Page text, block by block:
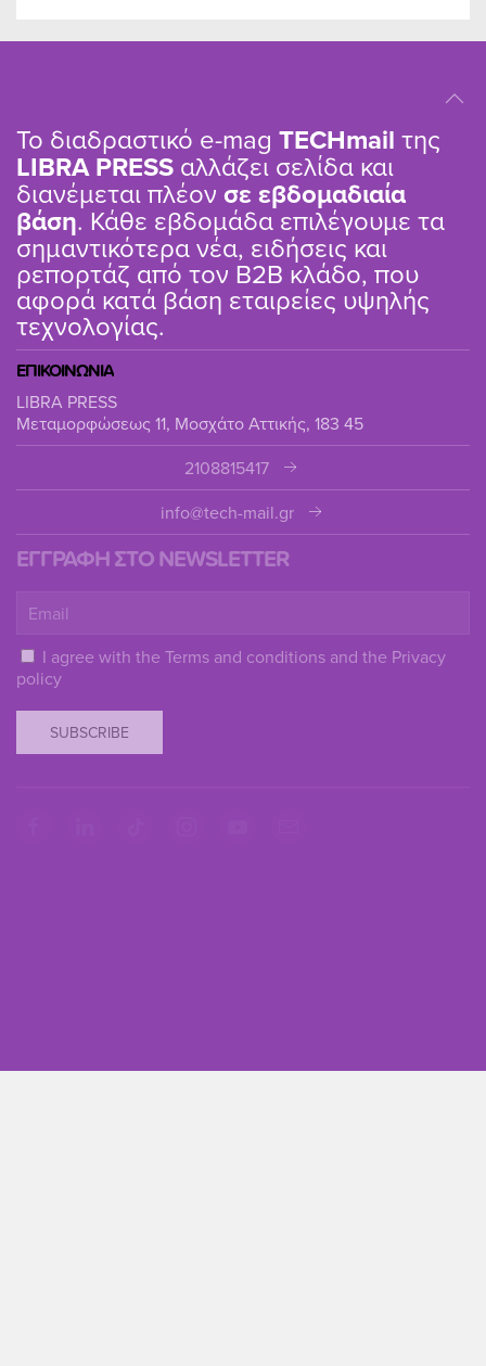
Το διαδραστικό e-mag TΕCHmail της
LIBRA PRESS αλλάζει σελίδα και
διανέμεται πλέον σε εβδομαδιαία
βάση. Κάθε εβδομάδα επιλέγουμε τα
σημαντικότερα νέα, ειδήσεις και
ρεπορτάζ από τον B2B κλάδο, που
αφορά κατά βάση εταιρείες υψηλής
τεχνολογίας.
ΕΠΙΚΟΙΝΩΝΙΑ
LIBRA PRESS
Μεταμορφώσεως 11, Μοσχάτο Αττικής, 183 45
2108815417
info@tech-mail.gr
ΕΓΓΡΑΦΗ ΣΤΟ NEWSLETTER
I agree with the Terms and conditions and the Privacy
policy
SUBSCRIBE